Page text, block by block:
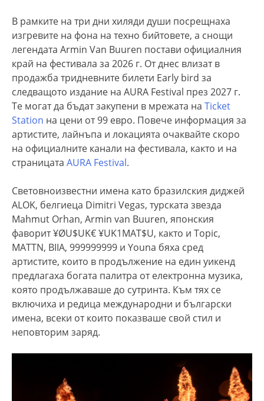
В рамките на три дни хиляди души посрещнаха
изгревите на фона на техно бийтовете, а снощи
легендата Armin Van Buuren постави официалния
край на фестивала за 2026 г. От днес влизат в
продажба тридневните билети Early bird за
следващото издание на AURA Festival през 2027 г.
Те могат да бъдат закупени в мрежата на Ticket
Station на цени от 99 евро. Повече информация за
артистите, лайнъпа и локацията очаквайте скоро
на официалните канали на фестивала, както и на
страницата AURA Festival.
Световноизвестни имена като бразилския диджей
ALOK, белгиеца Dimitri Vegas, турската звезда
Mahmut Orhan, Armin van Buuren, японския
фаворит ¥ØU$UK€ ¥UK1MAT$U, както и Topic,
MATTN, BIIA, 999999999 и Youna бяха сред
артистите, които в продължение на един уикенд
предлагаха богата палитра от електронна музика,
която продължаваше до сутринта. Към тях се
включиха и редица международни и български
имена, всеки от които показваше свой стил и
неповторим заряд.